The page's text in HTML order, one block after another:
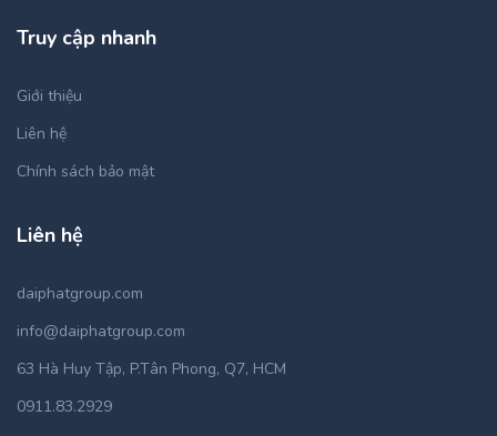
Truy cập nhanh
Giới thiệu
Liên hệ
Chính sách bảo mật
Liên hệ
daiphatgroup.com
info@daiphatgroup.com
63 Hà Huy Tập, P.Tân Phong, Q7, HCM
0911.83.2929